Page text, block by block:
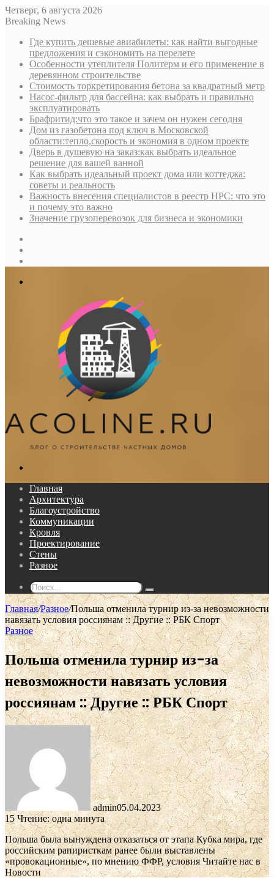
Четверг, 6 августа 2026
Breaking News
Где купить дешевые авиабилеты: как найти выгодные
предложения и сэкономить на перелете
Особенности утеплителя Политерм и его применение в
деревянном строительстве
Стоимость торкретирования бетона за квадратный метр
Насос-фильтр для бассейна: как выбрать и правильно
эксплуатировать
Брафритид:что это такое и зачем он нужен сегодня
Дом из газобетона под ключ в Московской
области:тепло,скорость и экономия в одном проекте
Дверь в душевую на заказ:как выбрать идеальное
решение для вашей ванной
Как выбрать идеальный проект дома или коттеджа:
советы и реальность
Важность внесения специалистов в реестр НРС: что это
и почему это важно
Значение грузоперевозок для бизнеса и экономики
Главная
Архитектура
Благоустройство
Коммуникации
Кровля
Проектирование
Стены
Разное
Поиск...
Главная/Разное/Польша отменила турнир из-за невозможности
навязать условия россиянам :: Другие :: РБК Спорт
Разное
Польша отменила турнир из-за
невозможности навязать условия
россиянам :: Другие :: РБК Спорт
admin05.04.2023
15Чтение: одна минута
Польша была вынуждена отказаться от этапа Кубка мира, где
российским рапиристкам ранее были выставлены
«провокационные», по мнению ФФР, условия Читайте нас в
Новости